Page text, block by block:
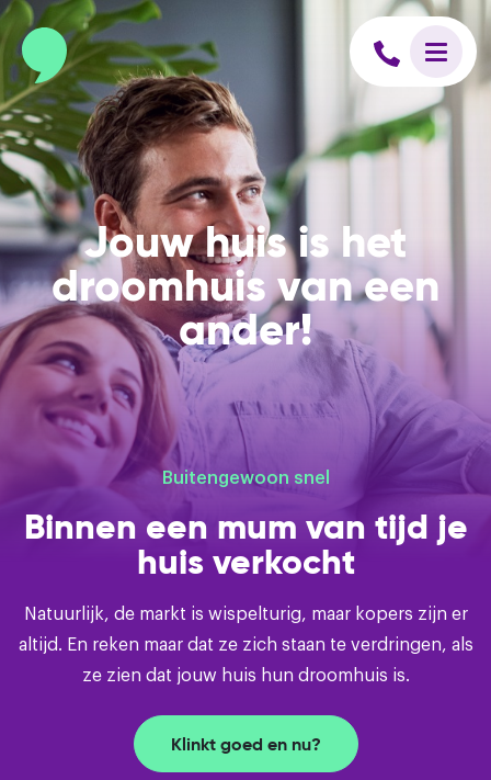
Jouw huis is het
droomhuis van een
ander!
Buitengewoon snel
Binnen een mum van tijd je
huis verkocht
Natuurlijk, de markt is wispelturig, maar kopers zijn er
altijd. En reken maar dat ze zich staan te verdringen, als
ze zien dat jouw huis hun droomhuis is.
Klinkt goed en nu?